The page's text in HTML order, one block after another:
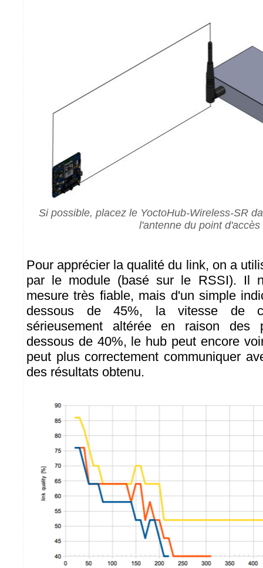
Si possible, placez le YoctoHub-Wireless-SR
l'antenne du point d'accès
Pour apprécier la qualité du link, on a
par le module (basé sur le RSSI). Il
mesure très fiable, mais d'un simple
dessous de 45%, la vitesse de
sérieusement altérée en raison des
dessous de 40%, le hub peut encore
peut plus correctement communiquer
des résultats obtenu.